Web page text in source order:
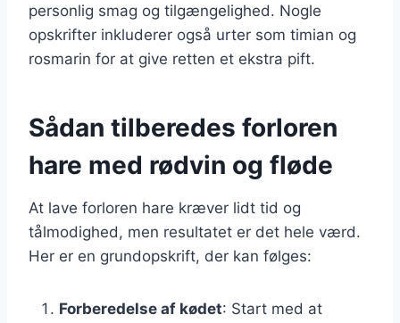
personlig smag og tilgængelighed. Nogle
opskrifter inkluderer også urter som timian og
rosmarin for at give retten et ekstra pift.
Sådan tilberedes forloren
hare med rødvin og fløde
At lave forloren hare kræver lidt tid og
tålmodighed, men resultatet er det hele værd.
Her er en grundopskrift, der kan følges:
Forberedelse af kødet: Start med at